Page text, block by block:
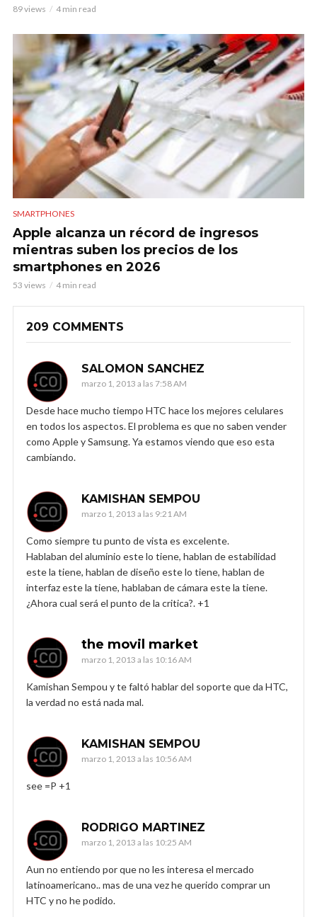
89 views 4 min read
SMARTPHONES
Apple alcanza un récord de ingresos
mientras suben los precios de los
smartphones en 2026
53 views 4 min read
209 COMMENTS
SALOMON SANCHEZ
marzo 1, 2013 a las 7:58 AM
Desde hace mucho tiempo HTC hace los mejores celulares
en todos los aspectos. El problema es que no saben vender
como Apple y Samsung. Ya estamos viendo que eso esta
cambiando.
KAMISHAN SEMPOU
marzo 1, 2013 a las 9:21 AM
Como siempre tu punto de vista es excelente.
Hablaban del aluminio este lo tiene, hablan de estabilidad
este la tiene, hablan de diseño este lo tiene, hablan de
interfaz este la tiene, hablaban de cámara este la tiene.
¿Ahora cual será el punto de la critica?. +1
the movil market
marzo 1, 2013 a las 10:16 AM
Kamishan Sempou y te faltó hablar del soporte que da HTC,
la verdad no está nada mal.
KAMISHAN SEMPOU
marzo 1, 2013 a las 10:56 AM
see =P +1
RODRIGO MARTINEZ
marzo 1, 2013 a las 10:25 AM
Aun no entiendo por que no les interesa el mercado
latinoamericano.. mas de una vez he querido comprar un
HTC y no he podido.